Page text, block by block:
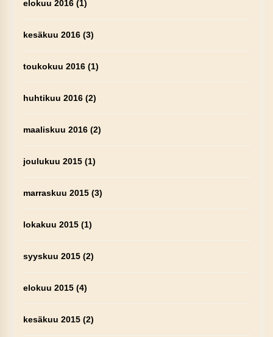
elokuu 2016(1)
kesäkuu 2016(3)
toukokuu 2016(1)
huhtikuu 2016(2)
maaliskuu 2016(2)
joulukuu 2015(1)
marraskuu 2015(3)
lokakuu 2015(1)
syyskuu 2015(2)
elokuu 2015(4)
kesäkuu 2015(2)